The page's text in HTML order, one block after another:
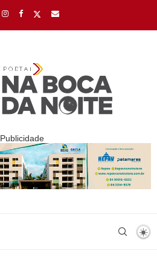
Publicidade